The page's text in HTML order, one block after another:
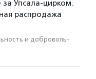
за Упсала-цирком.
распродажа
и доброволь­